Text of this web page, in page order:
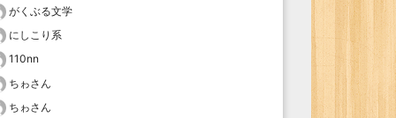
がくぶる文学
にしこり系
110nn
ちゎさん
ちゎさん